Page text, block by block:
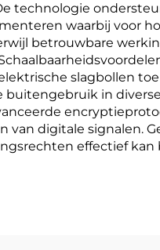
technologie
waarbij voor
betrouwbare
slagbollen
in
digitale signalen.
effectief